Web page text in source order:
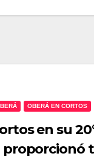
OBERÁ EN CORTOS
en su
proporcionó